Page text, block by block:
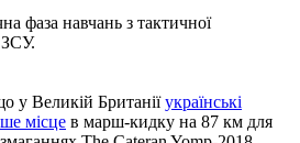
фаза навчань з тактичної
ЗСУ.
у Великій Британіїукраїнські
місце в марш-кидку на 87 км для